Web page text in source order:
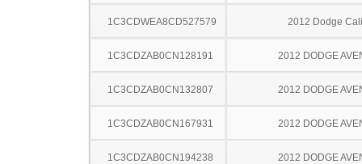
1C3CDWEA8CD527579 2012 Dodge
1C3CDZAB0CN128191 2012 DODGE
1C3CDZAB0CN132807 2012 DODGE
1C3CDZAB0CN167931 2012 DODGE
1C3CDZAB0CN194238 2012 DODGE